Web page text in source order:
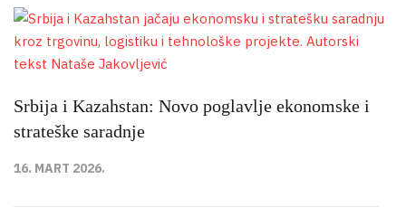
Srbija i Kazahstan: Novo poglavlje ekonomske i
strateške saradnje
16. MART 2026.